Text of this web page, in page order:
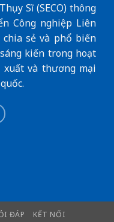
Sĩ (SECO) thông
Công nghiệp Liên
sẻ và phổ biến
kiến trong hoạt
và thương mại
ĐÁP KẾT NỐI